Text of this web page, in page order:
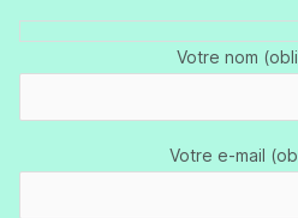
Votre nom
Votre e-mail